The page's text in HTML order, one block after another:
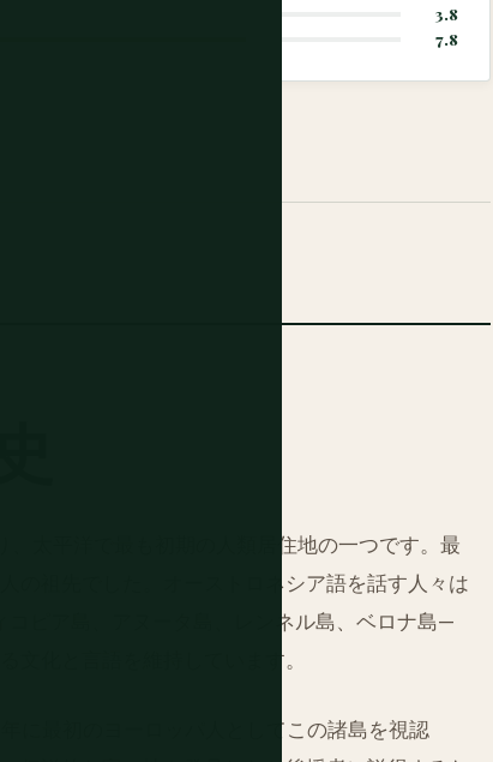
3.8
7.8
太平洋で最も初期の人類居住地の一つです。最
の祖先でした。オーストロネシア語を話す人々は
ピア島、アヌータ島、レンネル島、ベロナ島—
文化と言語を維持しています。
に最初のヨーロッパ人としてこの諸島を視認